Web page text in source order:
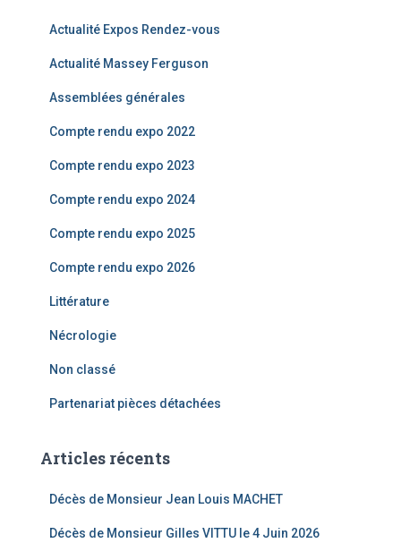
Actualité Expos Rendez-vous
Actualité Massey Ferguson
Assemblées générales
Compte rendu expo 2022
Compte rendu expo 2023
Compte rendu expo 2024
Compte rendu expo 2025
Compte rendu expo 2026
Littérature
Nécrologie
Non classé
Partenariat pièces détachées
Articles récents
Décès de Monsieur Jean Louis MACHET
Décès de Monsieur Gilles VITTU le 4 Juin 2026